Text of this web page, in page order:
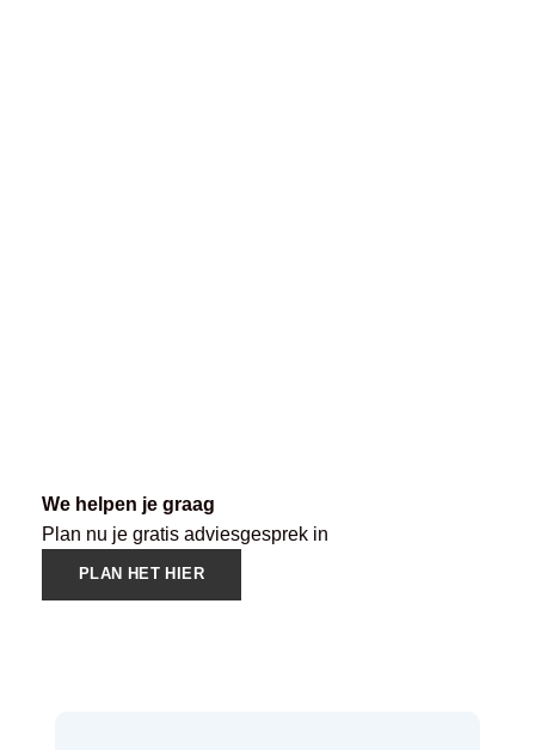
We helpen je graag
Plan nu je gratis adviesgesprek in
PLAN HET HIER